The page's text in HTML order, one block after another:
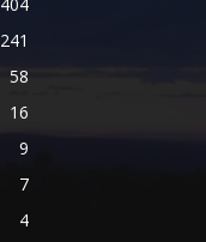
241
58
16
9
7
4